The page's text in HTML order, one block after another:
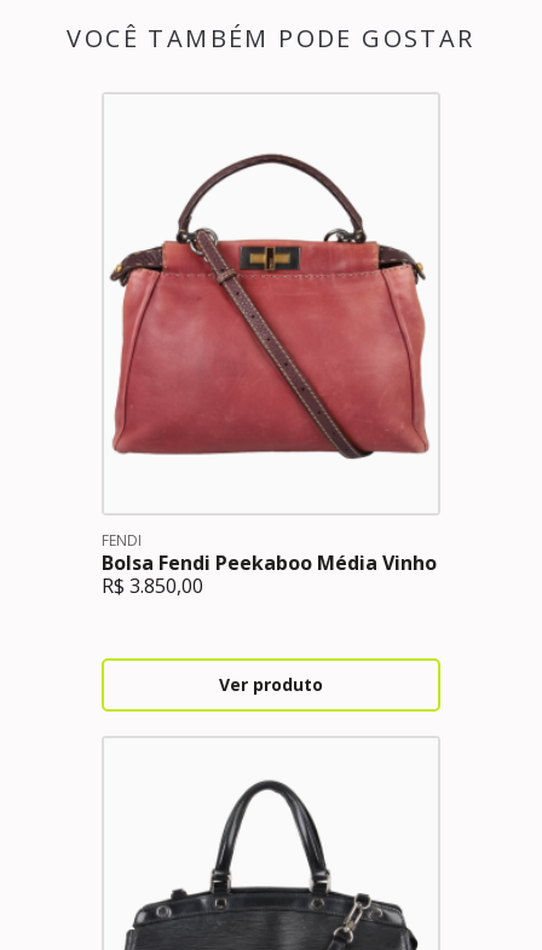
VOCÊ TAMBÉM PODE GOSTAR
FENDI
Bolsa Fendi Peekaboo Média Vinho
R$ 3.850,00
Ver produto